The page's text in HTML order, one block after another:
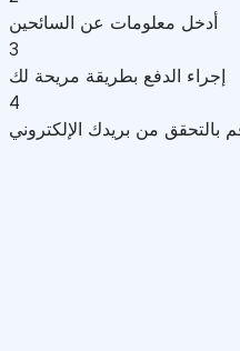
أدخل معلومات عن السائحين
3
إجراء الدفع بطريقة مريحة لك
4
بالتحقق من بريدك الإلكتروني